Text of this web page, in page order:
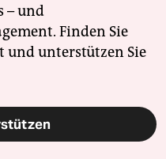
– und
Finden Sie
und unterstützen Sie